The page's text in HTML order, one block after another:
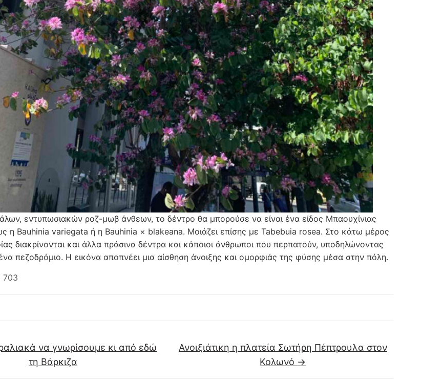
εντυπωσιακών ροζ-μωβ άνθεων, το δέντρο θα μπορούσε να είναι ένα είδος Μπαουχίνιας
η Bauhinia variegata ή η Bauhinia × blakeana. Μοιάζει επίσης με Tabebuia rosea. Στο κάτω μέρος
διακρίνονται και άλλα πράσινα δέντρα και κάποιοι άνθρωποι που περπατούν, υποδηλώνοντας
πεζοδρόμιο. Η εικόνα αποπνέει μια αίσθηση άνοιξης και ομορφιάς της φύσης μέσα στην πόλη.
703
να γνωρίσουμε κι από εδώ
τη Βάρκιζα
Ανοιξιάτικη η πλατεία Σωτήρη Πέπτρουλα στον
Κολωνό →